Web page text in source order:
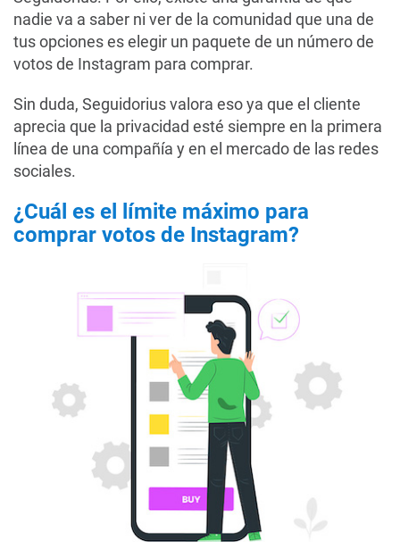
nadie va a saber ni ver de la comunidad que una de
tus opciones es elegir un paquete de un número de
votos de Instagram para comprar.
Sin duda, Seguidorius valora eso ya que el cliente
aprecia que la privacidad esté siempre en la primera
línea de una compañía y en el mercado de las redes
sociales.
¿Cuál es el límite máximo para
comprar votos de Instagram?